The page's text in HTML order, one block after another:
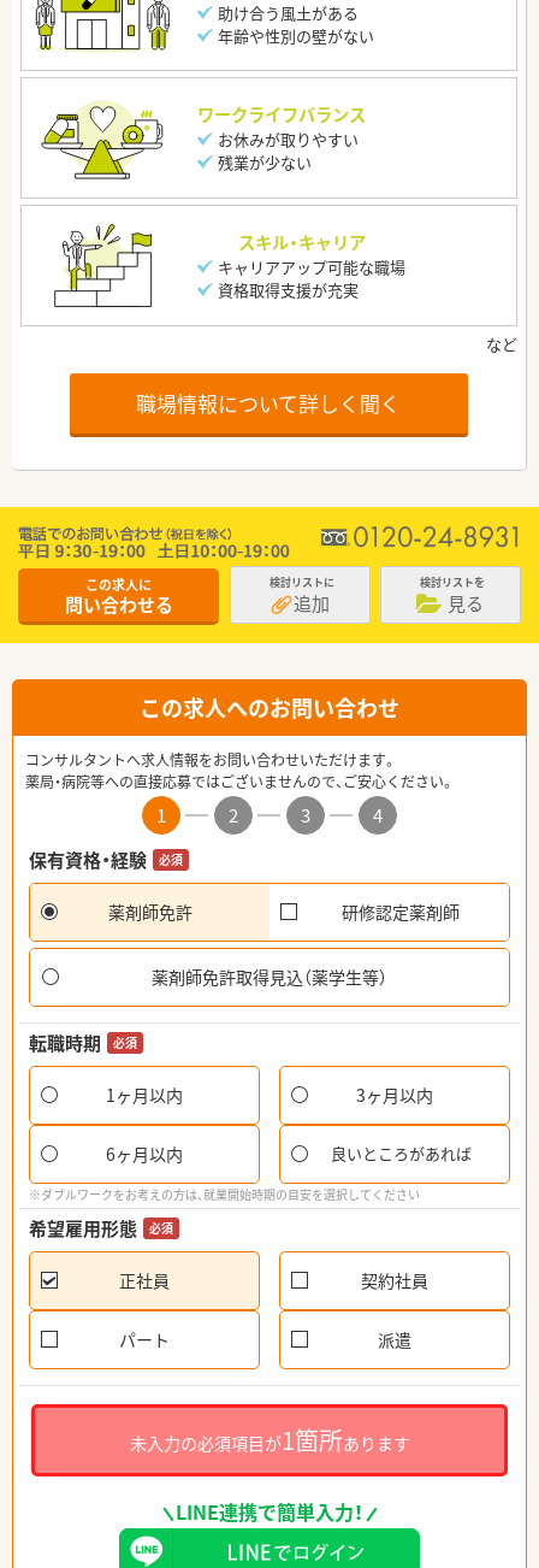
助け合う風土がある
年齢や性別の壁がない
ワークライフバランス
お休みが取りやすい
残業が少ない
スキル・キャリア
キャリアアップ可能な職場
資格取得支援が充実
職場情報について詳しく聞く
この求人に
問い合わせる
検討リストに
追加
検討リストを
見る
この求人へのお問い合わせ
コンサルタントへ求人情報をお問い合わせいただけます。
薬局・病院等への直接応募ではございませんので、ご安心ください。
1 2 3
4
保有資格・経験
必須
薬剤師免許 研修認定薬剤師
薬剤師免許取得見込（薬学生等）
転職時期 必須
1ヶ月以内 3ヶ月以内
6ヶ月以内 良いところがあれば
※ダブルワークをお考えの方は、就業開始時期の目安を選択してください
希望雇用形態 必須
正社員 契約社員
パート 派遣
未入力の必須項目が1箇所あります
LINE連携で簡単入力！